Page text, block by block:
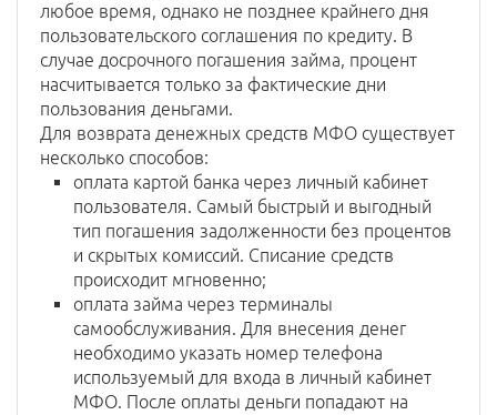
любое время, однако не позднее крайнего дня
пользовательского соглашения по кредиту. В
случае досрочного погашения займа, процент
насчитывается только за фактические дни
пользования деньгами.
Для возврата денежных средств МФО существует
несколько способов:
оплата картой банка через личный кабинет
пользователя. Самый быстрый и выгодный
тип погашения задолженности без процентов
и скрытых комиссий. Списание средств
происходит мгновенно;
оплата займа через терминалы
самообслуживания. Для внесения денег
необходимо указать номер телефона
используемый для входа в личный кабинет
МФО. После оплаты деньги попадают на